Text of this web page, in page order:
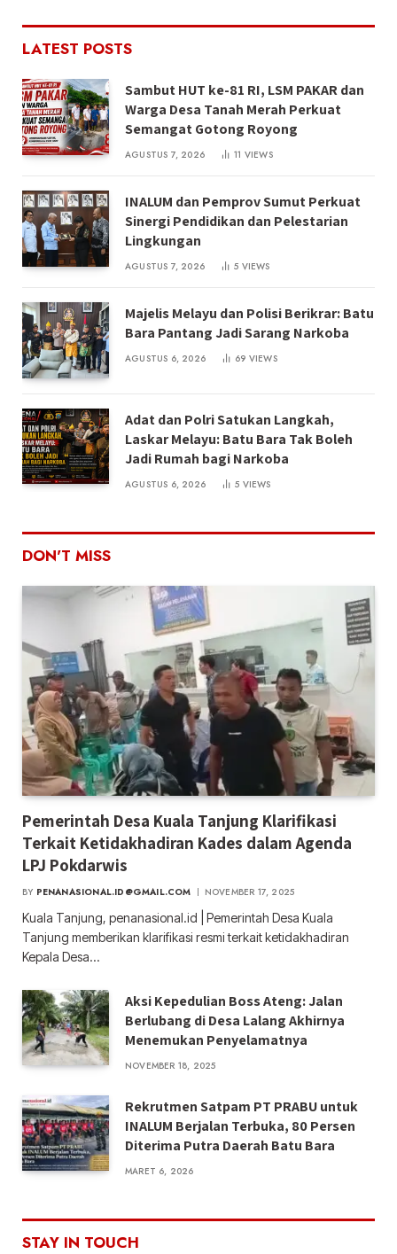
LATEST POSTS
Sambut HUT ke-81 RI, LSM PAKAR dan
Warga Desa Tanah Merah Perkuat
Semangat Gotong Royong
AGUSTUS 7, 2026 11 VIEWS
INALUM dan Pemprov Sumut Perkuat
Sinergi Pendidikan dan Pelestarian
Lingkungan
AGUSTUS 7, 2026 5 VIEWS
Majelis Melayu dan Polisi Berikrar: Batu
Bara Pantang Jadi Sarang Narkoba
AGUSTUS 6, 2026 69 VIEWS
Adat dan Polri Satukan Langkah,
Laskar Melayu: Batu Bara Tak Boleh
Jadi Rumah bagi Narkoba
AGUSTUS 6, 2026 5 VIEWS
DON'T MISS
Pemerintah Desa Kuala Tanjung Klarifikasi
Terkait Ketidakhadiran Kades dalam Agenda
LPJ Pokdarwis
BY PENANASIONAL.ID@GMAIL.COM NOVEMBER 17, 2025
Kuala Tanjung, penanasional.id | Pemerintah Desa Kuala
Tanjung memberikan klarifikasi resmi terkait ketidakhadiran
Kepala Desa…
Aksi Kepedulian Boss Ateng: Jalan
Berlubang di Desa Lalang Akhirnya
Menemukan Penyelamatnya
NOVEMBER 18, 2025
Rekrutmen Satpam PT PRABU untuk
INALUM Berjalan Terbuka, 80 Persen
Diterima Putra Daerah Batu Bara
MARET 6, 2026
STAY IN TOUCH